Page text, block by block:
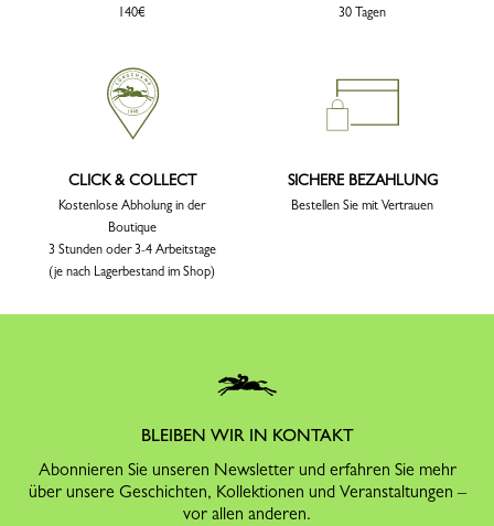
140€
30 Tagen
CLICK & COLLECT
Kostenlose Abholung in der
Boutique
3 Stunden oder 3-4 Arbeitstage
(je nach Lagerbestand im Shop)
SICHERE BEZAHLUNG
Bestellen Sie mit Vertrauen
BLEIBEN WIR IN KONTAKT
Abonnieren Sie unseren Newsletter und erfahren Sie mehr
über unsere Geschichten, Kollektionen und Veranstaltungen –
vor allen anderen.